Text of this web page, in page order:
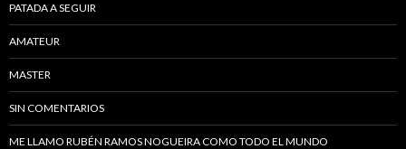
PATADA A SEGUIR
AMATEUR
MASTER
SIN COMENTARIOS
ME LLAMO RUBÉN RAMOS NOGUEIRA COMO TODO EL MUNDO